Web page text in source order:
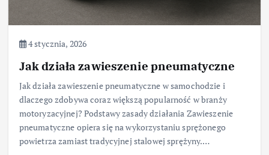
4 stycznia, 2026
Jak działa zawieszenie pneumatyczne
Jak działa zawieszenie pneumatyczne w samochodzie i
dlaczego zdobywa coraz większą popularność w branży
motoryzacyjnej? Podstawy zasady działania Zawieszenie
pneumatyczne opiera się na wykorzystaniu sprężonego
powietrza zamiast tradycyjnej stalowej sprężyny.…